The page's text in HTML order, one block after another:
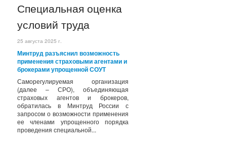
Специальная оценка
условий труда
25 августа 2025 г.
Минтруд разъяснил возможность
применения страховыми агентами и
брокерами упрощенной СОУТ
Саморегулируемая организация
(далее – СРО), объединяющая
страховых агентов и брокеров,
обратилась в Минтруд России с
запросом о возможности применения
ее членами упрощенного порядка
проведения специальной...